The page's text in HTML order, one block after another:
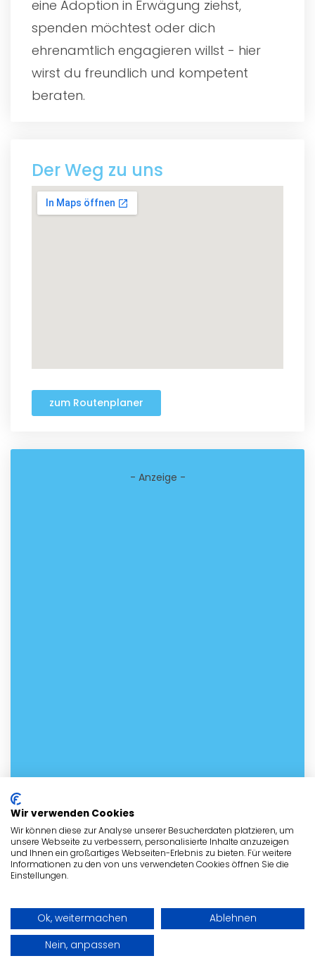
eine Adoption in Erwägung ziehst,
spenden möchtest oder dich
ehrenamtlich engagieren willst - hier
wirst du freundlich und kompetent
beraten.
Der Weg zu uns
zum Routenplaner
- Anzeige -
Kontakt mit dem Tierheim in
Melle aufnehmen
Nehme noch heute Kontakt mit dem
Tierheim in Melleauf! Fülle bitte dazu
das nachstehende Formular
Wir verwenden Cookies
Wir können diese zur Analyse unserer Besucherdaten platzieren, um
unsere Webseite zu verbessern, personalisierte Inhalte anzuzeigen
und Ihnen ein großartiges Webseiten-Erlebnis zu bieten. Für weitere
Informationen zu den von uns verwendeten Cookies öffnen Sie die
Einstellungen.
Ok, weitermachen
Ablehnen
Nein, anpassen